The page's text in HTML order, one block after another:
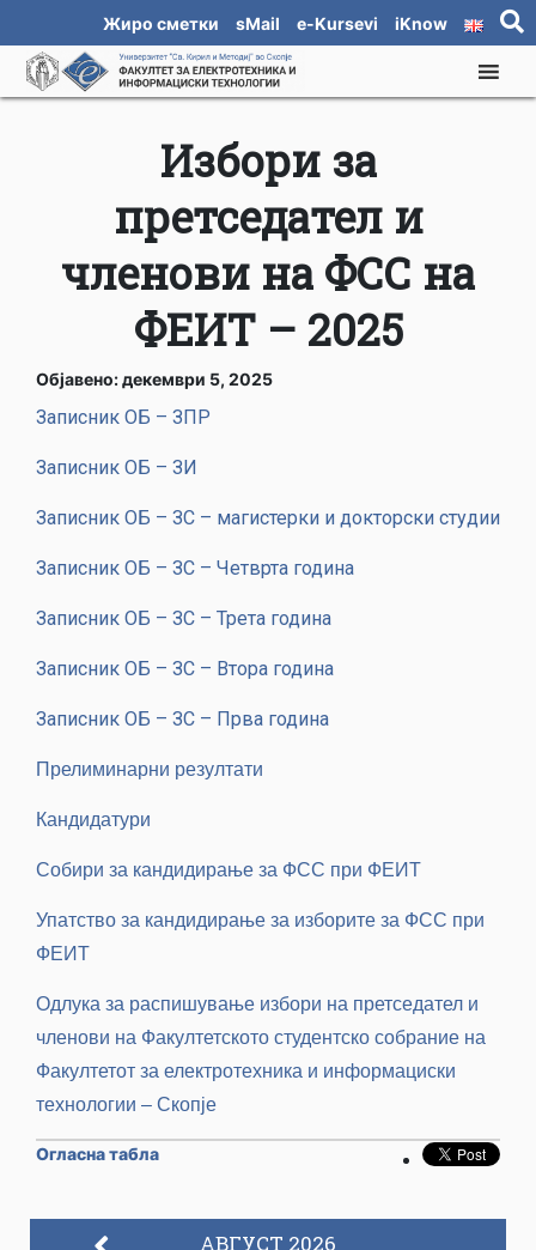
Жиро сметки sMail e-Kursevi iKnow
Избори за
претседател и
членови на ФСС на
ФЕИТ – 2025
Објавено: декември 5, 2025
Записник ОБ – ЗПР
Записник ОБ – ЗИ
Записник ОБ – ЗС – магистерки и докторски студии
Записник ОБ – ЗС – Четврта година
Записник ОБ – ЗС – Трета година
Записник ОБ – ЗС – Втора годинa
Записник ОБ – ЗС – Прва година
Прелиминарни резултати
Кандидатури
Собири за кандидирање за ФСС при ФЕИТ
Упатство за кандидирање за изборите за ФСС при
ФЕИТ
Одлука за распишување избори на претседател и
членови на Факултетското студентско собрание на
Факултетот за електротехника и информациски
технологии – Скопје
Огласна табла
АВГУСТ 2026